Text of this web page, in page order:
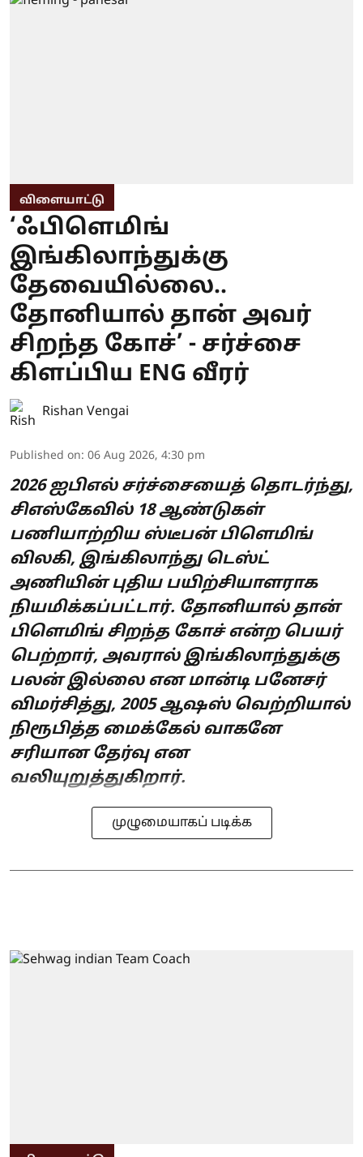
விளையாட்டு
‘ஃபிளெமிங்
இங்கிலாந்துக்கு
தேவையில்லை..
தோனியால் தான் அவர்
சிறந்த கோச்’ - சர்ச்சை
கிளப்பிய ENG வீரர்
Rishan Vengai
Published on: 06 Aug 2026, 4:30 pm
2026 ஐபிஎல் சர்ச்சையைத் தொடர்ந்து,
சிஎஸ்கேவில் 18 ஆண்டுகள்
பணியாற்றிய ஸ்டீபன் பிளெமிங்
விலகி, இங்கிலாந்து டெஸ்ட்
அணியின் புதிய பயிற்சியாளராக
நியமிக்கப்பட்டார். தோனியால் தான்
பிளெமிங் சிறந்த கோச் என்ற பெயர்
பெற்றார், அவரால் இங்கிலாந்துக்கு
பலன் இல்லை என மான்டி பனேசர்
விமர்சித்து, 2005 ஆஷஸ் வெற்றியால்
நிரூபித்த மைக்கேல் வாகனே
சரியான தேர்வு என
வலியுறுத்துகிறார்.
முழுமையாகப் படிக்க